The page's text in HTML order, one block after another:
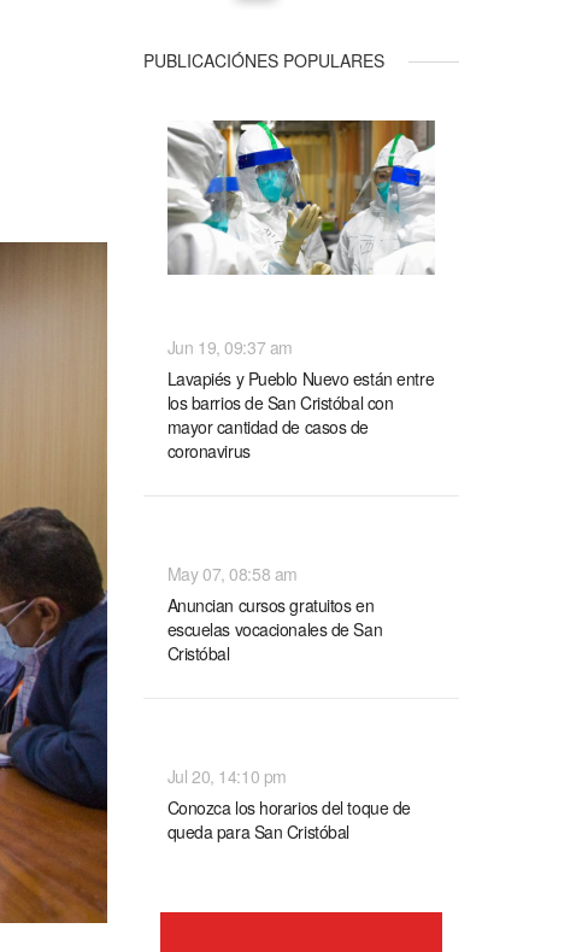
PUBLICACIÓNES POPULARES
Jun 19, 09:37 am
Lavapiés y Pueblo Nuevo están entre
los barrios de San Cristóbal con
mayor cantidad de casos de
coronavirus
May 07, 08:58 am
Anuncian cursos gratuitos en
escuelas vocacionales de San
Cristóbal
Jul 20, 14:10 pm
Conozca los horarios del toque de
queda para San Cristóbal